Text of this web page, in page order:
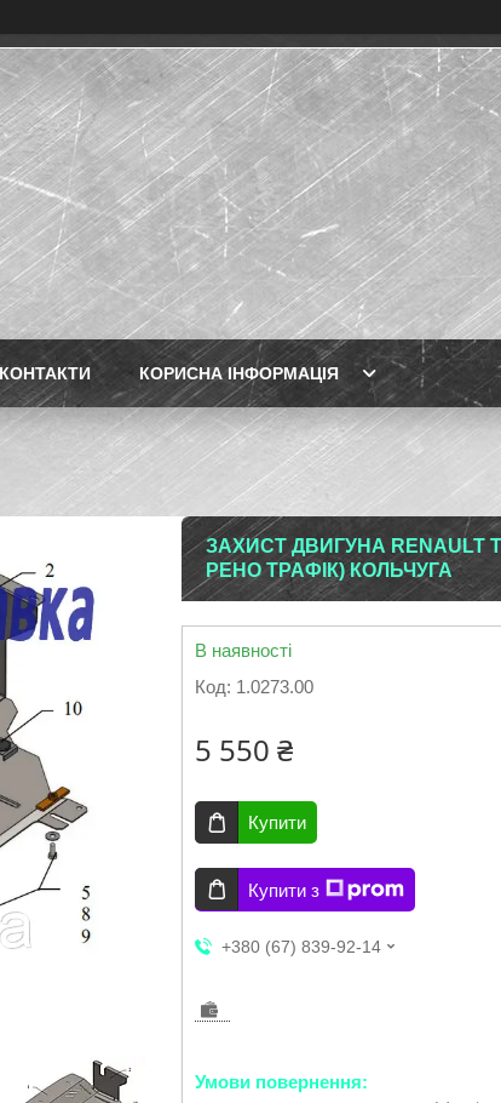
КОНТАКТИ КОРИСНА ІНФОРМАЦІЯ
ЗАХИСТ ДВИГУНА RENAULT
РЕНО ТРАФІК) КОЛЬЧУГА
В наявності
Код: 1.0273.00
5 550 ₴
Купити
Купити з
+380 (67) 839-92-14